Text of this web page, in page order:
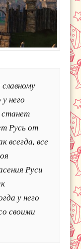
него
Русь от
всегда, все
Руси
у него
своими